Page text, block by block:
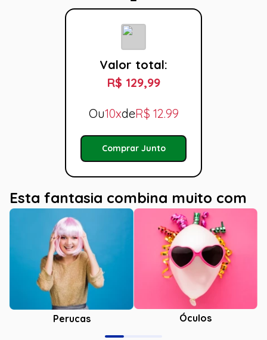
Valor total:
R$ 129,99
Ou10xdeR$ 12.99
Comprar Junto
Esta fantasia combina muito com
Perucas Óculos